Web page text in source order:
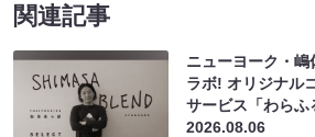
関連記事
ニューヨーク・嶋
ラボ! オリジナル
サービス「わらふ
2026.08.06